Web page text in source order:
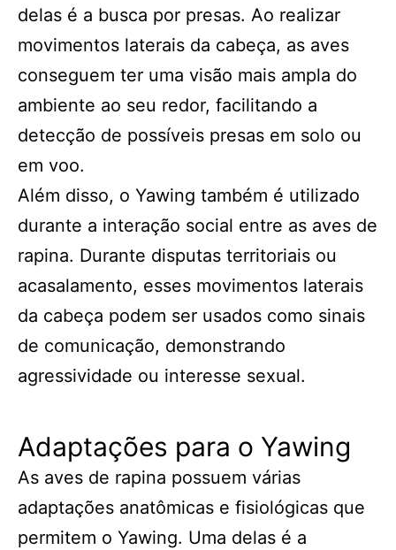
delas é a busca por presas. Ao realizar
movimentos laterais da cabeça, as aves
conseguem ter uma visão mais ampla do
ambiente ao seu redor, facilitando a
detecção de possíveis presas em solo ou
em voo.
Além disso, o Yawing também é utilizado
durante a interação social entre as aves de
rapina. Durante disputas territoriais ou
acasalamento, esses movimentos laterais
da cabeça podem ser usados como sinais
de comunicação, demonstrando
agressividade ou interesse sexual.
Adaptações para o Yawing
As aves de rapina possuem várias
adaptações anatômicas e fisiológicas que
permitem o Yawing. Uma delas é a